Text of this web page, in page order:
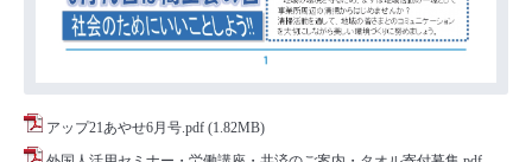
アップ21あやせ6月号.pdf (1.82MB)